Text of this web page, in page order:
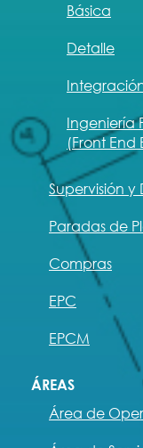
Básica
Detalle
Ingeniería
(Front
Supervisión
Paradas de
Compras
EPC
EPCM
ÁREAS
Área de